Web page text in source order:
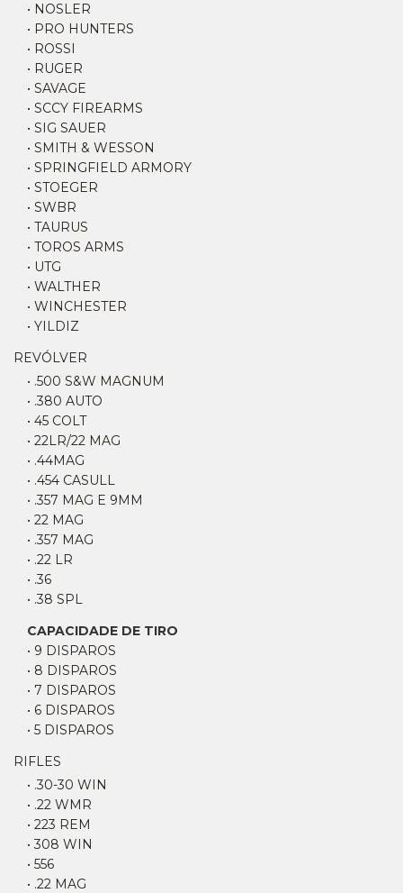
• NOSLER
• PRO HUNTERS
• ROSSI
• RUGER
• SAVAGE
• SCCY FIREARMS
• SIG SAUER
• SMITH & WESSON
• SPRINGFIELD ARMORY
• STOEGER
• SWBR
• TAURUS
• TOROS ARMS
• UTG
• WALTHER
• WINCHESTER
• YILDIZ
REVÓLVER
• .500 S&W MAGNUM
• .380 AUTO
• 45 COLT
• 22LR/22 MAG
• .44MAG
• .454 CASULL
• .357 MAG E 9MM
• 22 MAG
• .357 MAG
• .22 LR
• .36
• .38 SPL
CAPACIDADE DE TIRO
• 9 DISPAROS
• 8 DISPAROS
• 7 DISPAROS
• 6 DISPAROS
• 5 DISPAROS
RIFLES
• .30-30 WIN
• .22 WMR
• 223 REM
• 308 WIN
• 556
• .22 MAG